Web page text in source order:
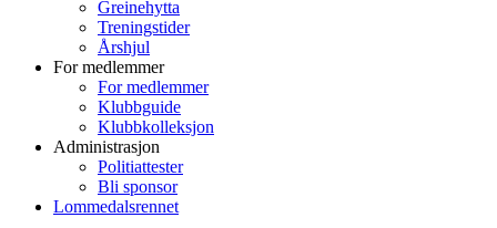
Greinehytta
Treningstider
Årshjul
For medlemmer
For medlemmer
Klubbguide
Klubbkolleksjon
Administrasjon
Politiattester
Bli sponsor
Lommedalsrennet